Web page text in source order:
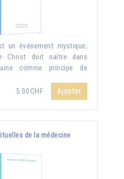
un événement mystique,
Christ doit naître dans
comme principe de
5.00CHF
Ajouter
de la médecine